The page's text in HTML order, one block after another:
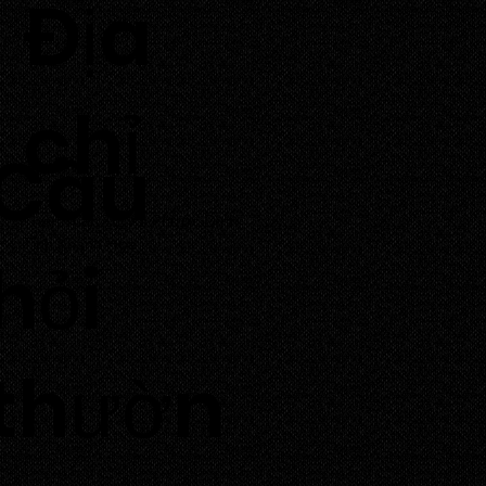
​Địa
chỉ
Thôn Tuấn Tú, Xã Phước Dinh,
Tỉnh Khánh Hoà